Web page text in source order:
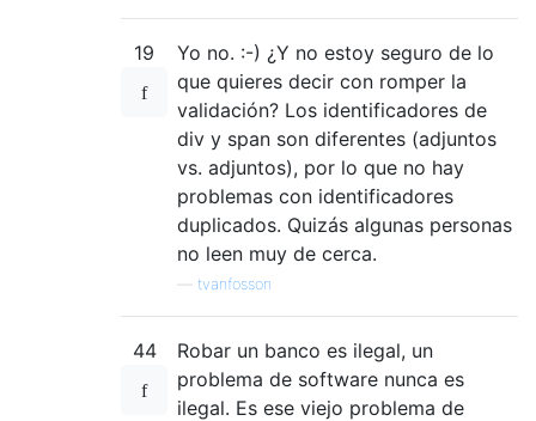
19
Yo no. :-) ¿Y no estoy seguro de lo
que quieres decir con romper la
validación? Los identificadores de
div y span son diferentes (adjuntos
vs. adjuntos), por lo que no hay
problemas con identificadores
duplicados. Quizás algunas personas
no leen muy de cerca.
tvanfosson
44
Robar un banco es ilegal, un
problema de software nunca es
ilegal. Es ese viejo problema de